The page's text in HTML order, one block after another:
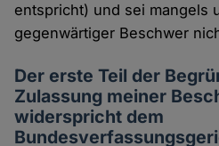
entspricht) und sei mangels
gegenwärtiger Beschwer
Der erste Teil der
Zulassung meiner
widerspricht dem